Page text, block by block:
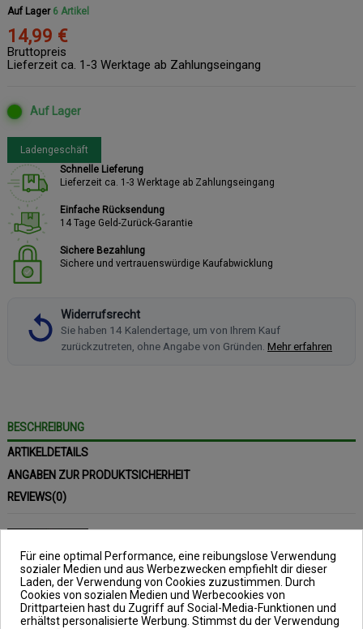
Auf Lager 6 Artikel
14,99 €
Bruttopreis
Lieferzeit ca. 1-3 Werktage ab Zahlungseingang
Auf Lager
Ladengeschäft
Schnelle Lieferung
Lieferzeit ca. 1-3 Werktage ab Zahlungseingang
Einfache Rücksendung
14 Tage Geld-Zurück-Garantie
Sichere Bezahlung
Sichere und vertrauenswürdige Kaufabwicklung
Widerrufsrecht
Sie haben 14 Kalendertage, um von Ihrem Kauf
zurückzutreten, ohne Angabe von Gründen. Mehr erfahren
BESCHREIBUNG
ARTIKELDETAILS
ANGABEN ZUR PRODUKTSICHERHEIT
REVIEWS(0)
Nytro CONTINENTAL
Für eine optimal Performance, eine reibungslose Verwendung
sozialer Medien und aus Werbezwecken empfiehlt dir dieser
Laden, der Verwendung von Cookies zuzustimmen. Durch
Cookies von sozialen Medien und Werbecookies von
Drittparteien hast du Zugriff auf Social-Media-Funktionen und
erhältst personalisierte Werbung. Stimmst du der Verwendung